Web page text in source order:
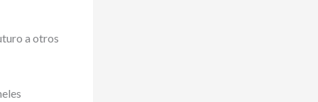
a otros